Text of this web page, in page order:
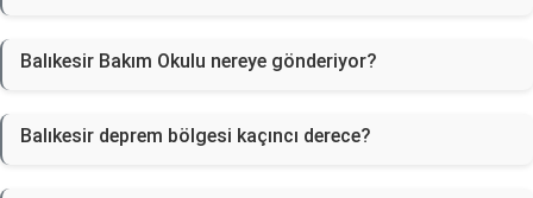
Balıkesir Bakım Okulu nereye gönderiyor?
Balıkesir deprem bölgesi kaçıncı derece?